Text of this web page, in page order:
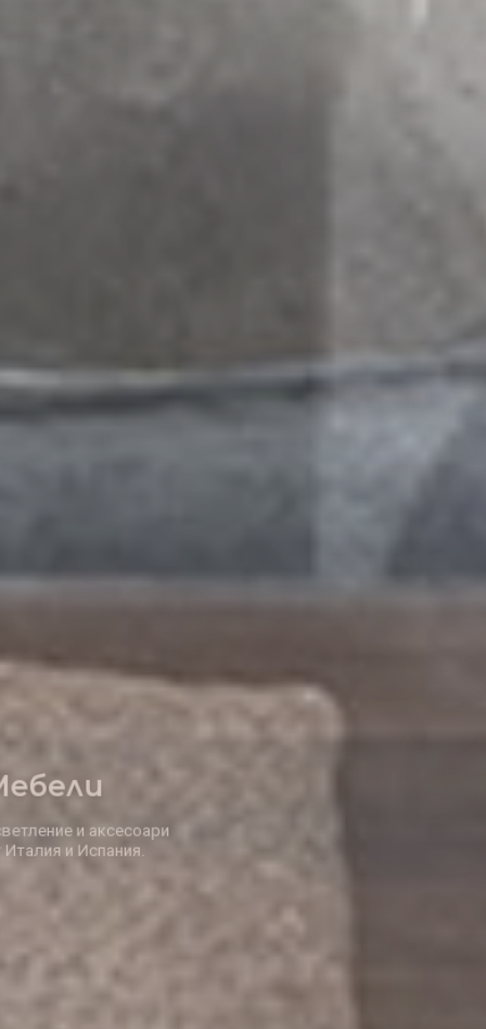
Елегантни
Решения за дома
заведението, офиса и градината.